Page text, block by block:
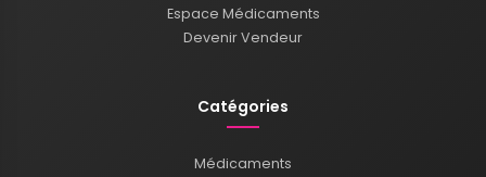
Espace Médicaments
Devenir Vendeur
Catégories
Médicaments